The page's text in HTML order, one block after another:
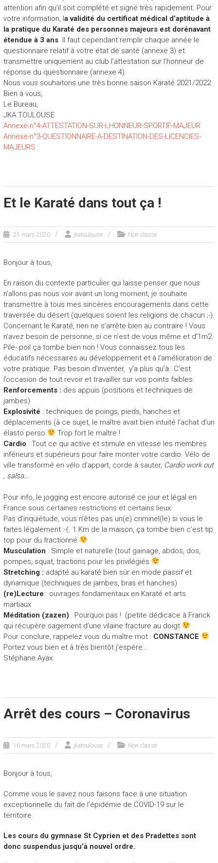
attention afin qu’il soit complété et signé très rapidement. Pour
votre information, la validité du certificat médical d’aptitude à
la pratique du Karaté des personnes majeurs est dorénavant
étendue à 3 ans. Il faut cependant remplir chaque année le
questionnaire relatif à votre état de santé (annexe 3) et
transmettre uniquement au club l’attestation sur l’honneur de
réponse du questionnaire (annexe 4).
Nous vous souhaitons une très bonne saison Karaté 2021/2022.
Bien à vous,
Le Bureau,
JKA TOULOUSE
Annexe-n°4-ATTESTATION-SUR-LHONNEUR-SPORTIF-MAJEUR
Annexe-n°3-QUESTIONNAIRE-A-DESTINATION-DES-LICENCIES-
MAJEURS
Et le Karaté dans tout ça !
25 mars 2020 jkatoulouse Non classé
Bonjour à tous,
En raison du contexte particulier qui laisse penser que nous
n’allons pas nous voir avant un long moment, je souhaite
transmettre à tous mes sincères encouragements dans cette
traversée du désert (quelques soient les religions de chacun ;-).
Concernant le Karaté, rien ne s’arrête bien au contraire ! Vous
n’avez besoin de personne, si ce n’est de vous même et d’1m2.
Pile- poil ça tombe bien non ! Vous connaissez tous les
éducatifs nécessaires au développement et à l’amélioration de
votre pratique. Pas besoin d’inventer, y’a plus qu’à…C’est
l’occasion de tout revoir et travailler sur vos points faibles.
Renforcements : des appuis (positions et techniques de
jambes)
Explosivité : techniques de poings, pieds, hanches et
déplacements (à ce sujet, le maître avait bien intuité l’achat d’un
élasto perso
Trop fort le maître !
Cardio : Tout ce qui active et stimule en vitesse les membres
inférieurs et supérieurs pour faire monter votre cardio. Vélo de
ville transformé en vélo d’appart, corde à sauter, Cardio work out
, salsa…
Pour info, le jogging est encore autorisé ce jour et légal en
France sous certaines restrictions et certains lieux.
Pas d’inquiétude, vous n’êtes pas un(e) criminel(le) si vous le
faites légalement :-(. 1 Km de la maison, ça tombe bien c’est tip
top pour du fractionné
Musculation : Simple et naturelle (tout gainage, abdos, dos,
pompes, squat, tractions pour les privilégiés
Stretching : adapté au karaté bien sûr en mode passif et
dynamique (techniques de jambes, bras et hanches)
(re)Lecture : ouvrages fondamentaux en Karaté et arts
martiaux
Méditation (zazen) : Pourquoi pas ! (petite dédicace à Franck
qui récupère sagement d’une vilaine fracture au doigt
Pour conclure, rappelez vous du maître mot : CONSTANCE
Portez vous bien et à très bientôt j’espère…
Stéphane Ayax.
Arrêt des cours – Coronavirus
16 mars 2020 jkatoulouse Non classé
Bonjour à tous,
Comme vous le savez nous faisons face à une situation
exceptionnelle du fait de l’épidémie de COVID-19 sur le
territoire.
Les cours du gymnase St Cyprien et des Pradettes sont
donc suspendus jusqu’à nouvel ordre.